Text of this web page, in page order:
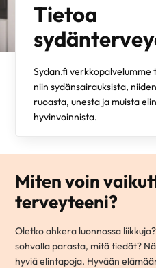
Tietoa
Sydan.fi
niin sydänsairauksista,
ruoasta, unesta ja muista
hyvinvoinnista.
Miten voin
terveyteeni?
Oletko ahkera luonnossa
sohvalla parasta, mitä tiedät?
hyviä elintapoja. Hyvään